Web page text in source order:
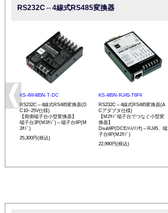
RS232C⇔4線式RS485変換器
KS-4W485N-T-DC
RS232C⇔4線式RS485変換器(D
C10~25V仕様)
【両側端子台小型変換器】
端子台3P(M3ﾈｼﾞ)⇔端子台6P(M
3ﾈｼﾞ)
25,300円(税込)
KS-485N-RJ45-T6P4
RS232C⇔4線式RS485変換器(A
Cアダプタ仕様)
【M2ﾈｼﾞ端子台でつなぐ小型変
換器】
Dsub9P(DCE/ﾒｽ/ｲﾝﾁ)⇔RJ45、端
子台6P(M2ﾈｼﾞ)
22,990円(税込)